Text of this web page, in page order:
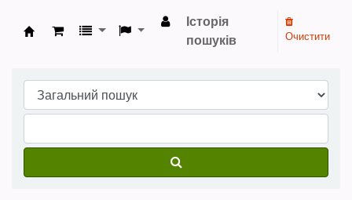
Бібліотека НТШ › Електронний каталог
Історія
пошуків
Очистити